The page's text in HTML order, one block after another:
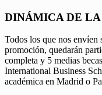
DINÁMICA DE
Todos los que nos envíen
promoción, quedarán
completa y 5 medias
International Business
académica en Madrid o